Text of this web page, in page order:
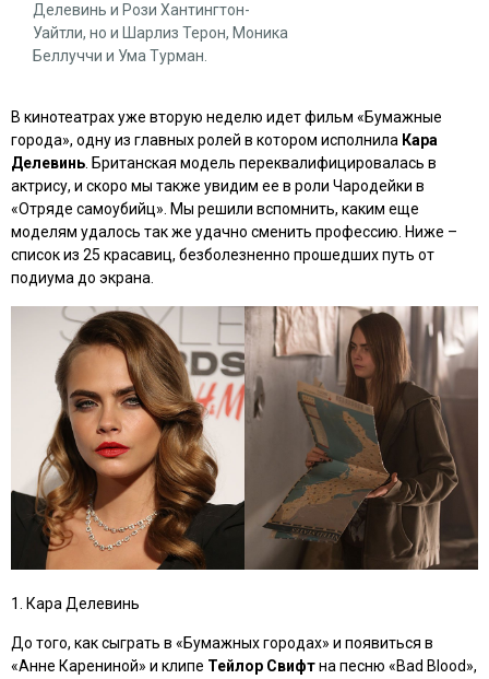
Делевинь и Рози Хантингтон-
Уайтли, но и Шарлиз Терон, Моника
Беллуччи и Ума Турман.
В кинотеатрах уже вторую неделю идет фильм «Бумажные
города», одну из главных ролей в котором исполнила Кара
Делевинь . Британская модель переквалифицировалась в
актрису, и скоро мы также увидим ее в роли Чародейки в
«Отряде самоубийц» . Мы решили вспомнить, каким еще
моделям удалось так же удачно сменить профессию. Ниже –
список из 25 красавиц, безболезненно прошедших путь от
подиума до экрана.
1. Кара Делевинь
До того, как сыграть в «Бумажных городах» и появиться в
«Анне Карениной» и клипе Тейлор Свифтна песню «Bad Blood»,